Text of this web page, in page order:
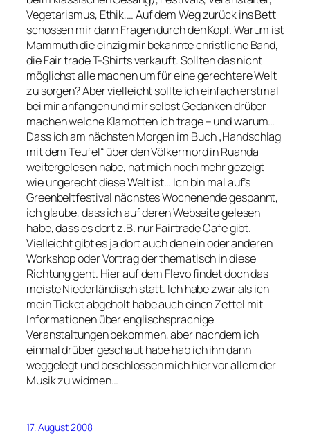
Vegetarismus, Ethik,… Auf dem Weg zurück ins Bett
schossen mir dann Fragen durch den Kopf. Warum ist
Mammuth die einzig mir bekannte christliche Band,
die Fair trade T-Shirts verkauft. Sollten das nicht
möglichst alle machen um für eine gerechtere Welt
zu sorgen? Aber vielleicht sollte ich einfach erstmal
bei mir anfangen und mir selbst Gedanken drüber
machen welche Klamotten ich trage – und warum…
Dass ich am nächsten Morgen im Buch „Handschlag
mit dem Teufel“ über den Völkermord in Ruanda
weitergelesen habe, hat mich noch mehr gezeigt
wie ungerecht diese Welt ist… Ich bin mal auf’s
Greenbeltfestival nächstes Wochenende gespannt,
ich glaube, dass ich auf deren Webseite gelesen
habe, dass es dort z.B. nur Fairtrade Cafe gibt.
Vielleicht gibt es ja dort auch den ein oder anderen
Workshop oder Vortrag der thematisch in diese
Richtung geht. Hier auf dem Flevo findet doch das
meiste Niederländisch statt. Ich habe zwar als ich
mein Ticket abgeholt habe auch einen Zettel mit
Informationen über englischsprachige
Veranstaltungen bekommen, aber nachdem ich
einmal drüber geschaut habe hab ich ihn dann
weggelegt und beschlossen mich hier vor allem der
Musik zu widmen…
17. August 2008